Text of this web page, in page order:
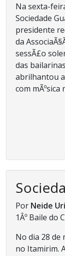
Na sexta-
Sociedade
presidente
da
sessÃ£o
das
abrilhantou
com mÃºsica
Por Neide
1Âº Baile do
No dia 28 de
no Itamirim.